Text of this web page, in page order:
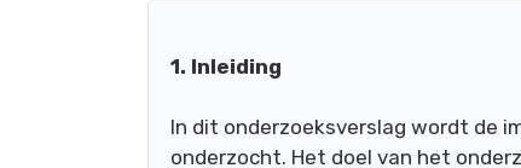
1. Inleiding
In dit onderzoeksverslag wordt de
onderzocht. Het doel van het